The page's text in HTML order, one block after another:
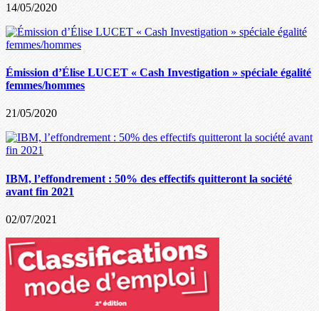
14/05/2020
Émission d’Élise LUCET « Cash Investigation » spéciale égalité
femmes/hommes
21/05/2020
IBM, l’effondrement : 50% des effectifs quitteront la société
avant fin 2021
02/07/2021